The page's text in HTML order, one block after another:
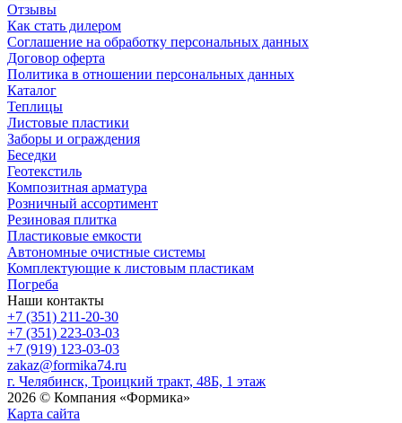
Отзывы
Как стать дилером
Соглашение на обработку персональных данных
Договор оферта
Политика в отношении персональных данных
Каталог
Теплицы
Листовые пластики
Заборы и ограждения
Беседки
Геотекстиль
Композитная арматура
Розничный ассортимент
Резиновая плитка
Пластиковые емкости
Автономные очистные системы
Комплектующие к листовым пластикам
Погреба
Наши контакты
+7 (351) 211-20-30
+7 (351) 223-03-03
+7 (919) 123-03-03
zakaz@formika74.ru
г. Челябинск, Троицкий тракт, 48Б, 1 этаж
2026 © Компания «Формика»
Карта сайта